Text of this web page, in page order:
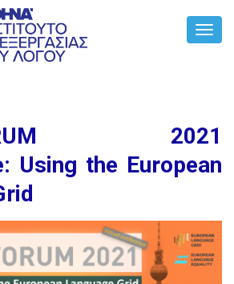
2021
Using the European